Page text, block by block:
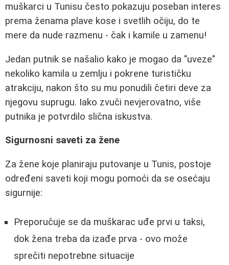
muškarci u Tunisu često pokazuju poseban interes
prema ženama plave kose i svetlih očiju, do te
mere da nude razmenu - čak i kamile u zamenu!
Jedan putnik se našalio kako je mogao da "uveze"
nekoliko kamila u zemlju i pokrene turističku
atrakciju, nakon što su mu ponudili četiri deve za
njegovu suprugu. Iako zvuči nevjerovatno, više
putnika je potvrdilo slična iskustva.
Sigurnosni saveti za žene
Za žene koje planiraju putovanje u Tunis, postoje
određeni saveti koji mogu pomoći da se osećaju
sigurnije:
Preporučuje se da muškarac uđe prvi u taksi,
dok žena treba da izađe prva - ovo može
sprečiti nepotrebne situacije